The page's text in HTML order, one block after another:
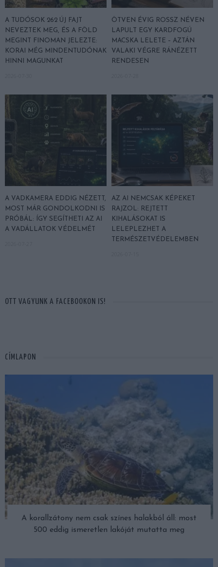
A TUDÓSOK 262 ÚJ FAJT
NEVEZTEK MEG, ÉS A FÖLD
MEGINT FINOMAN JELEZTE:
KORAI MÉG MINDENTUDÓNAK
HINNI MAGUNKAT
ÖTVEN ÉVIG ROSSZ NÉVEN
LAPULT EGY KARDFOGÚ
MACSKA LELETE – AZTÁN
VALAKI VÉGRE RÁNÉZETT
RENDESEN
A VADKAMERA EDDIG NÉZETT,
MOST MÁR GONDOLKODNI IS
PRÓBÁL: ÍGY SEGÍTHETI AZ AI
A VADÁLLATOK VÉDELMÉT
AZ AI NEMCSAK KÉPEKET
RAJZOL: REJTETT
KIHALÁSOKAT IS
LELEPLEZHET A
TERMÉSZETVÉDELEMBEN
OTT VAGYUNK A FACEBOOKON IS!
CÍMLAPON
A korallzátony nem csak színes halakból áll: most
500 eddig ismeretlen lakóját mutatta meg